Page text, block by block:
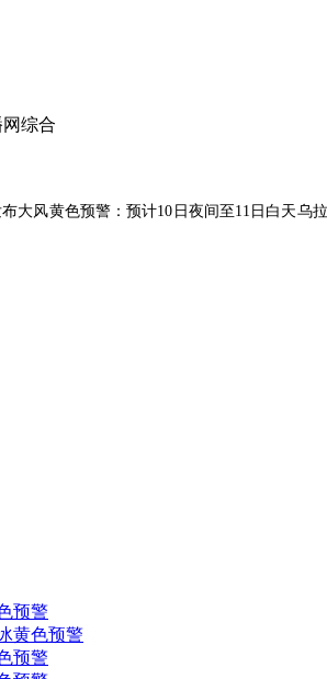
综合
大风黄色预警：预计10日夜间至11日白天
预警
黄色预警
预警